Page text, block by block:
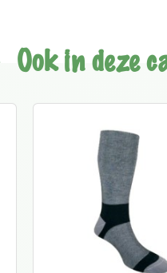
Ook in deze